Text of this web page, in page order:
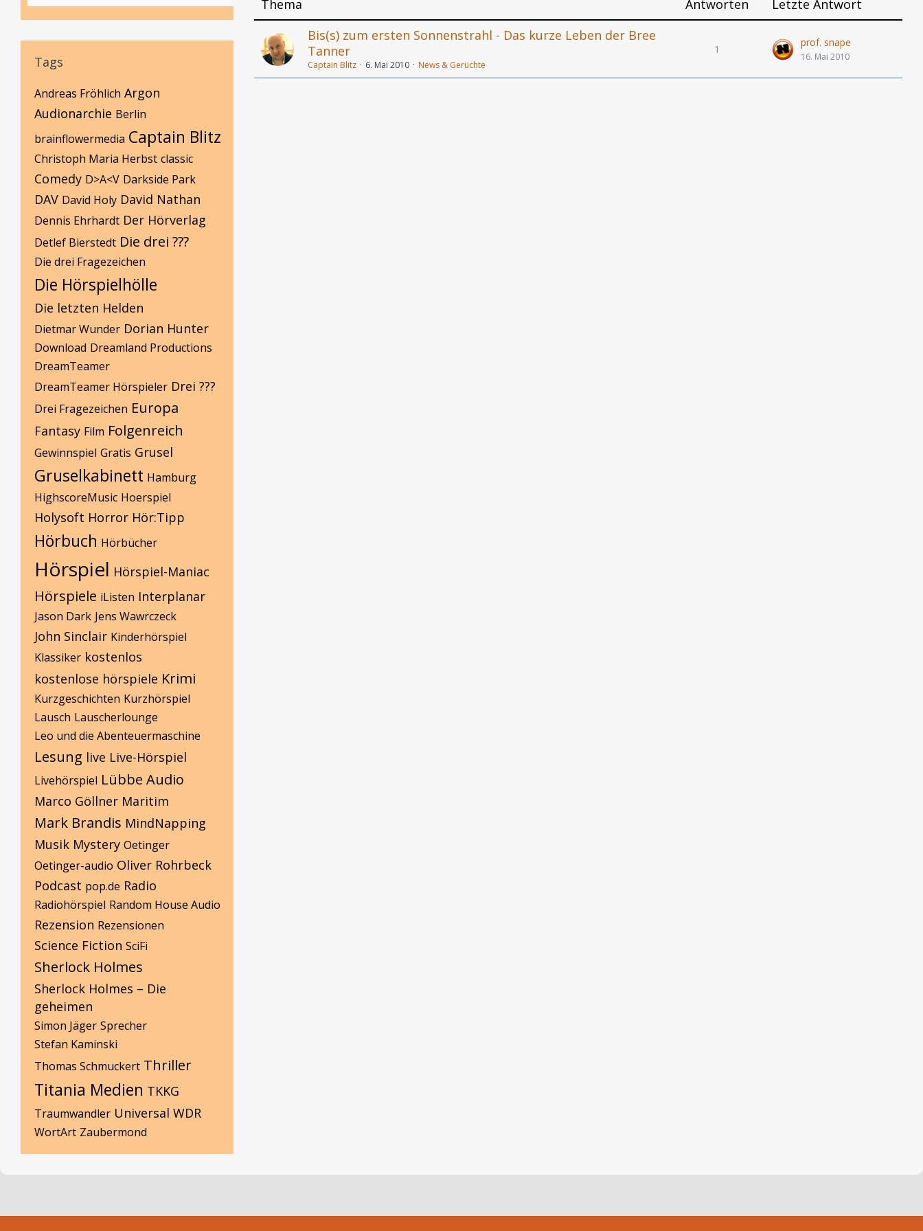
Tags
Andreas Fröhlich Argon
Audionarchie Berlin
brainflowermedia Captain Blitz
Christoph Maria Herbst classic
Comedy D>A<V Darkside Park
DAV David Holy David Nathan
Dennis Ehrhardt Der Hörverlag
Detlef Bierstedt Die drei ???
Die drei Fragezeichen
Die Hörspielhölle
Die letzten Helden
Dietmar Wunder Dorian Hunter
Download Dreamland Productions
DreamTeamer
DreamTeamer Hörspieler Drei ???
Drei Fragezeichen Europa
Fantasy Film Folgenreich
Gewinnspiel Gratis Grusel
Gruselkabinett Hamburg
HighscoreMusic Hoerspiel
Holysoft Horror Hör:Tipp
Hörbuch Hörbücher
Hörspiel Hörspiel-Maniac
Hörspiele iListen Interplanar
Jason Dark Jens Wawrczeck
John Sinclair Kinderhörspiel
Klassiker kostenlos
kostenlose hörspiele Krimi
Kurzgeschichten Kurzhörspiel
Lausch Lauscherlounge
Leo und die Abenteuermaschine
Lesung live Live-Hörspiel
Livehörspiel Lübbe Audio
Marco Göllner Maritim
Mark Brandis MindNapping
Musik Mystery Oetinger
Oetinger-audio Oliver Rohrbeck
Podcast pop.de Radio
Radiohörspiel Random House Audio
Rezension Rezensionen
Science Fiction SciFi
Sherlock Holmes
Sherlock Holmes – Die
geheimen
Simon Jäger Sprecher
Stefan Kaminski
Thomas Schmuckert Thriller
Titania Medien TKKG
Traumwandler Universal WDR
WortArt Zaubermond
Thema Antworten
Letzte Antwort
Bis(s) zum ersten Sonnenstrahl - Das kurze Leben der Bree
Tanner
Captain Blitz 6. Mai 2010 News & Gerüchte
1
prof. snape
16. Mai 2010